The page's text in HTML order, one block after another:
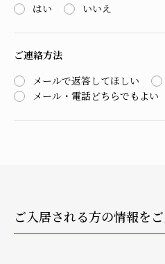
はい
いいえ
ご連絡方法
メールで返答してほしい
メール・電話どちらでもよい
ご入居される方の情報をご